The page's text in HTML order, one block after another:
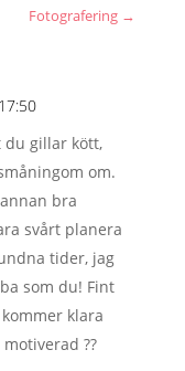
Fotografering →
du gillar kött,
om.
bra
svårt planera
tider, jag
som du! Fint
klara
??